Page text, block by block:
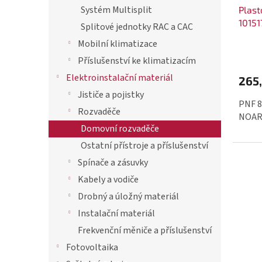
Systém Multisplit
Splitové jednotky RAC a CAC
Mobilní klimatizace
Příslušenství ke klimatizacím
Elektroinstalační materiál
Jističe a pojistky
Rozvaděče
Domovní rozvaděče
Ostatní přístroje a příslušenství
Spínače a zásuvky
Kabely a vodiče
Drobný a úložný materiál
Instalační materiál
Frekvenční měniče a příslušenství
Fotovoltaika
kd
u
ů
PNF